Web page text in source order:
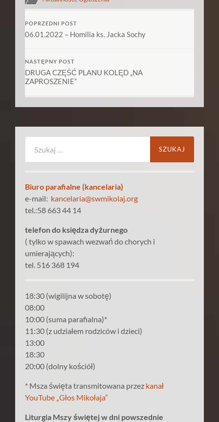
POPRZEDNI POST
06.01.2022 – Homilia ks. Jacka Sochy
NASTĘPNY POST
DRUGA CZĘŚĆ PLANU KOLĘD „NA
ZAPROSZENIE”
Biuro parafialne (kancelaria)
e-mail: kancelaria@swmikolaj.org
tel.:58 663 44 14
telefon do księdza dyżurnego
( tylko w spawach wezwań do chorych i
umierających):
tel. 516 368 194
18:30 (wigilijna w sobotę)
08:00
10:00 (suma parafialna)*
11:30 (z udziałem rodziców i dzieci)
13:00
18:30
20:00 (dolny kościół)
* Msza święta transmitowana przez kanał
YouTube „Głos Mikołaja”
Liturgia Mszy świętej w dni powszednie